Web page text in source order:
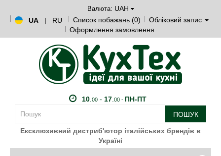
Валюта: UAH
UA
| RU Список побажань (0)
Обліковий запис
Оформлення замовлення
10. 00- 17. 00 - ПН-ПТ
ПОШУК
Ексклюзивний дистриб'ютор італійських брендів в
Україні